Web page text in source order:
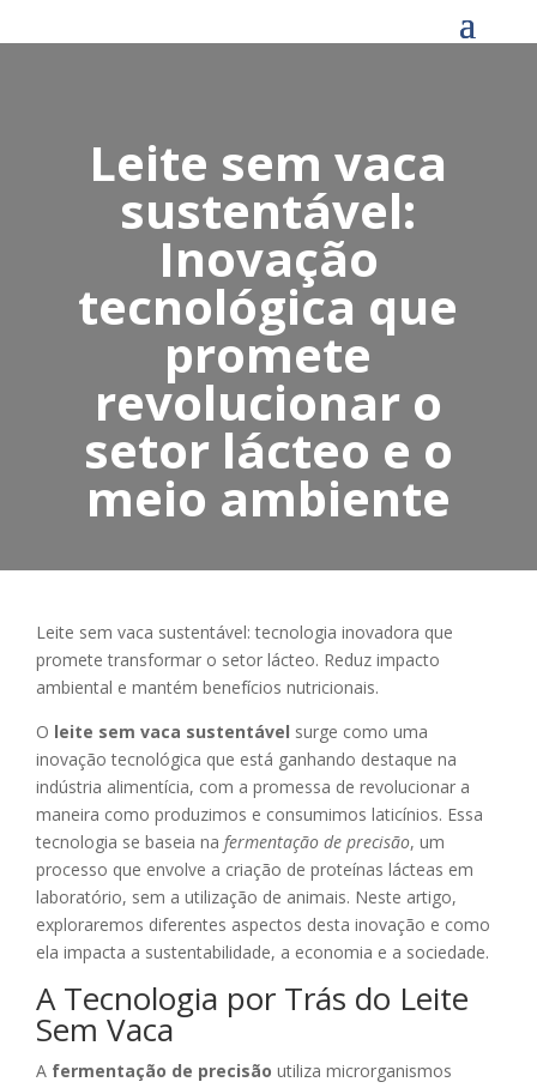
Leite sem vaca
sustentável:
Inovação
tecnológica que
promete
revolucionar o
setor lácteo e o
meio ambiente
Leite sem vaca sustentável: tecnologia inovadora que
promete transformar o setor lácteo. Reduz impacto
ambiental e mantém benefícios nutricionais.
O leite sem vaca sustentável surge como uma
inovação tecnológica que está ganhando destaque na
indústria alimentícia, com a promessa de revolucionar a
maneira como produzimos e consumimos laticínios. Essa
tecnologia se baseia na fermentação de precisão, um
processo que envolve a criação de proteínas lácteas em
laboratório, sem a utilização de animais. Neste artigo,
exploraremos diferentes aspectos desta inovação e como
ela impacta a sustentabilidade, a economia e a sociedade.
A Tecnologia por Trás do Leite
Sem Vaca
A fermentação de precisão utiliza microrganismos